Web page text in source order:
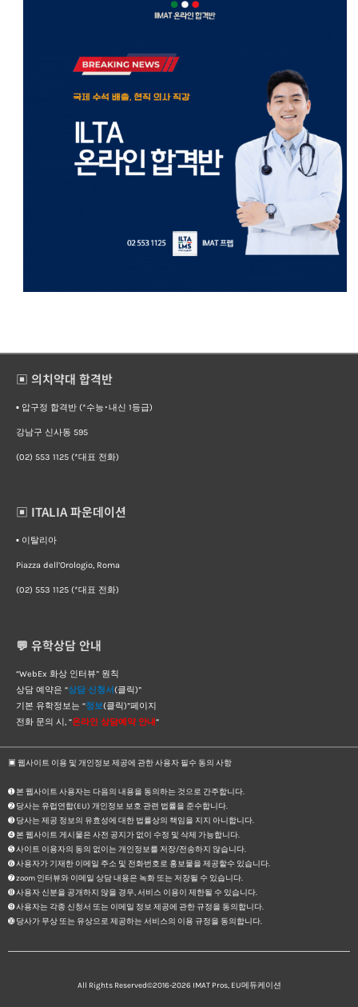
▣ 의치약대 합격반
▪︎ 압구정 합격반 (*수능･내신 1등급)
강남구 신사동 595
(02) 553 1125 (*대표 전화)
▣ ITALIA 파운데이션
▪︎ 이탈리아
Piazza dell’Orologio, Roma
(02) 553 1125 (*대표 전화)
💬 유학상담 안내
“WebEx 화상 인터뷰” 원칙
상담 예약은 “상담 신청서(클릭)”
기본 유학정보는 “정보(클릭)”페이지
전화 문의 시, “온라인 상담예약 안내“
▣ 웹사이트 이용 및 개인정보 제공에 관한 사용자 필수 동의 사항
➊ 본 웹사이트 사용자는 다음의 내용을 동의하는 것으로 간주합니다.
➋ 당사는 유럽연합(EU) 개인정보 보호 관련 법률을 준수합니다.
➌ 당사는 제공 정보의 유효성에 대한 법률상의 책임을 지지 아니합니다.
➍ 본 웹사이트 게시물은 사전 공지가 없이 수정 및 삭제 가능합니다.
➎ 사이트 이용자의 동의 없이는 개인정보를 저장/전송하지 않습니다.
➏ 사용자가 기재한 이메일 주소 및 전화번호로 홍보물을 제공할수 있습니다.
➐ zoom 인터뷰와 이메일 상담 내용은 녹화 또는 저장될 수 있습니다.
➑ 사용자 신분을 공개하지 않을 경우, 서비스 이용이 제한될 수 있습니다.
➒ 사용자는 각종 신청서 또는 이메일 정보 제공에 관한 규정을 동의합니다.
➓ 당사가 무상 또는 유상으로 제공하는 서비스의 이용 규정을 동의합니다.
All Rights Reserved©2016-2026 IMAT Pros, EU메듀케이션